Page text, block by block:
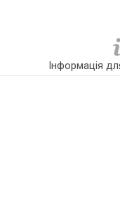
Інформація